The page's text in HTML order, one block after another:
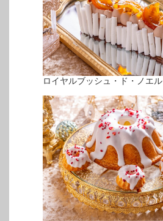
ロイヤルブッシュ・ド・ノエル